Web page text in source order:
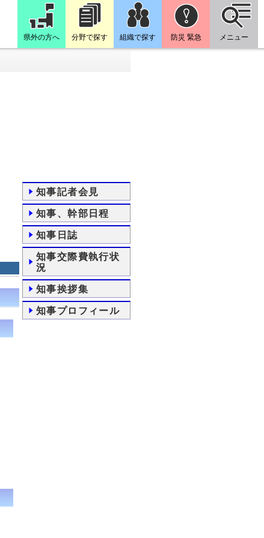
県外の方へ 分野で探す 組織で探す 防災 緊急 メニュー
知事記者会見
知事、幹部日程
知事日誌
知事交際費執行状
況
知事挨拶集
知事プロフィール